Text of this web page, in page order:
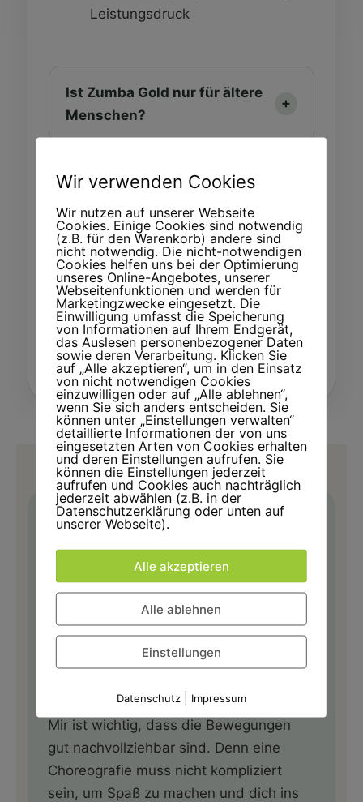
Leistungsdruck
Ist Zumba Gold nur für ältere
Menschen?
Ist Zumba Gold langweilig
Gibt es bei Zumba Gold
Sprünge?
Zumba Gold anfragen
DEINE INSTRUCTORIN
Hallo, ich bin Kerstin!
Seit 2012 gebe ich Zumba-Kurse in
Wagenfeld – mit viel Herzblut,
abwechslungsreicher Musik und
Choreografien, in die jede Menge
Mir ist wichtig, dass die Bewegungen
gut nachvollziehbar sind. Denn eine
Choreografie muss nicht kompliziert
sein, um Spaß zu machen und dich ins
Wir verwenden Cookies
Wir nutzen auf unserer Webseite
Cookies. Einige Cookies sind notwendig
(z.B. für den Warenkorb) andere sind
nicht notwendig. Die nicht-notwendigen
Cookies helfen uns bei der Optimierung
unseres Online-Angebotes, unserer
Webseitenfunktionen und werden für
Marketingzwecke eingesetzt. Die
Einwilligung umfasst die Speicherung
von Informationen auf Ihrem Endgerät,
das Auslesen personenbezogener Daten
sowie deren Verarbeitung. Klicken Sie
auf „Alle akzeptieren“, um in den Einsatz
von nicht notwendigen Cookies
einzuwilligen oder auf „Alle ablehnen“,
wenn Sie sich anders entscheiden. Sie
können unter „Einstellungen verwalten“
detaillierte Informationen der von uns
eingesetzten Arten von Cookies erhalten
und deren Einstellungen aufrufen. Sie
können die Einstellungen jederzeit
aufrufen und Cookies auch nachträglich
jederzeit abwählen (z.B. in der
Datenschutzerklärung oder unten auf
unserer Webseite).
Alle akzeptieren
Alle ablehnen
Einstellungen
Datenschutz| Impressum